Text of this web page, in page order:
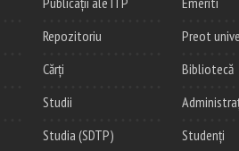
Repozitoriu
Cărți
Studii
Studia (SDTP)
Preot
Bibliotecă
Studenți